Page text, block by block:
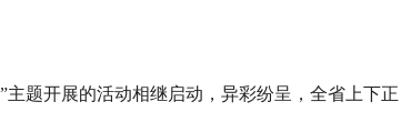
题开展的活动相继启动，异彩纷呈，全省上下正